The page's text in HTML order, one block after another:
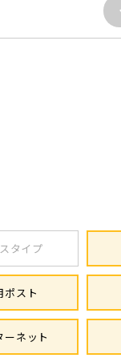
タイプ
ポスト
ーネット